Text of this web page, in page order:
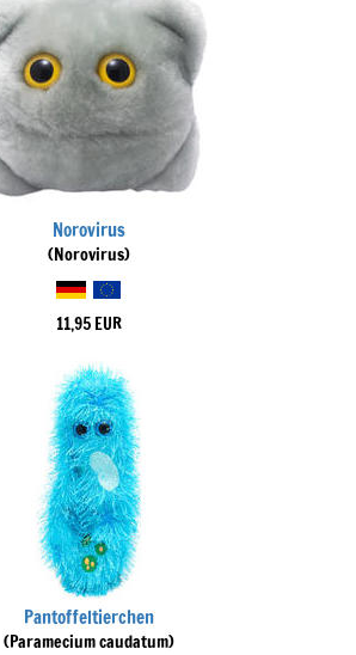
Norovirus
(Norovirus)
11,95 EUR
Pantoffeltierchen
(Paramecium caudatum)